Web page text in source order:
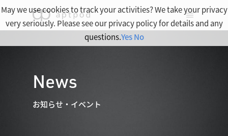
News
お知らせ・イベント
May we use cookies to track your activities? We take your privacy
very seriously. Please see our privacy policy for details and any
questions.Yes No